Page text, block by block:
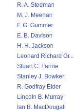
R. A. Stedman
M. J. Meehan
F. G. Gummer
E. B. Davison
H. H. Jackson
Leonard Richard Gr...
Stuart C. Farnie
Stanley J. Bowker
R. Godfray Elder
Lincoln B. Murray
Ian B. MacDougall